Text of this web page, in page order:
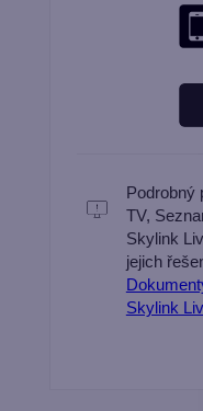
Podrobný
TV,
Skylink
jejich
Skylink